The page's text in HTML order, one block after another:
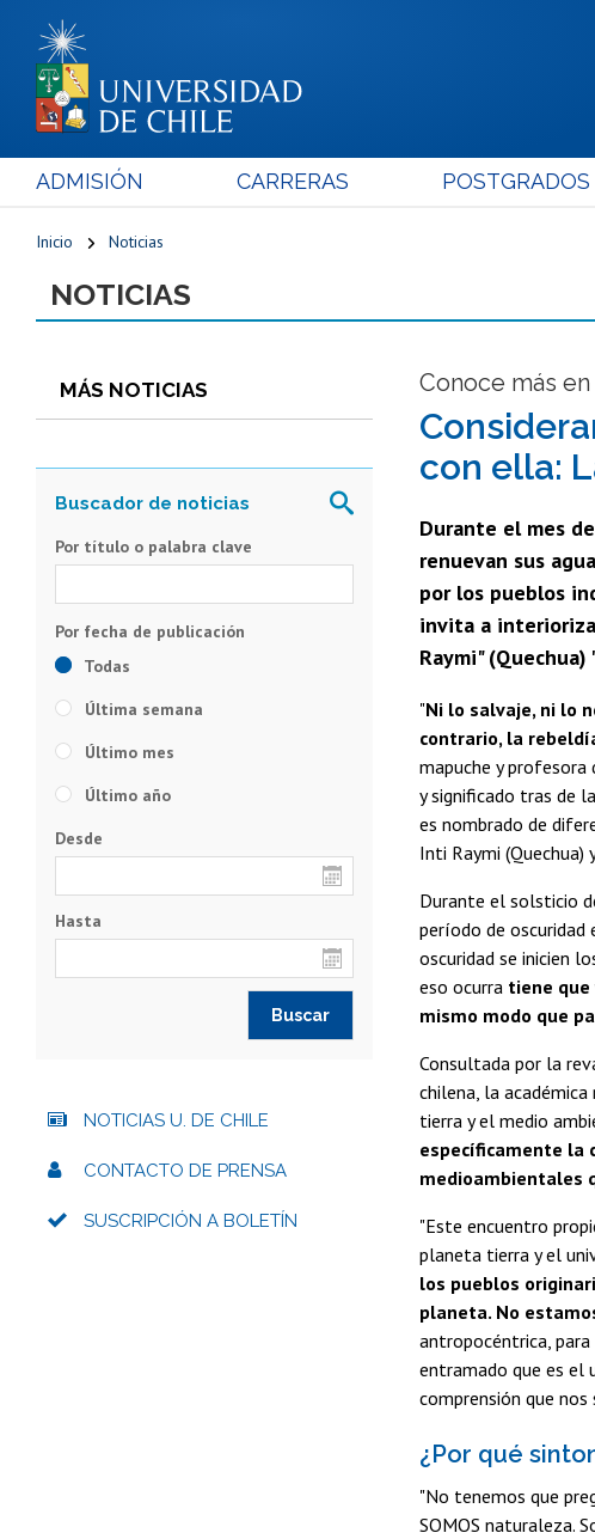
ADMISIÓN CARRERAS POSTGRADOS
Inicio Noticias
NOTICIAS
MÁS NOTICIAS Conoce más
con ella:
Durante el mes
renuevan sus
por los pueblos
invita a
Raymi"
"Ni lo salvaje, ni lo
contrario, la
mapuche y profesora
y significado tras de
es nombrado de
Inti Raymi (Quechua)
Durante el solsticio
período de oscuridad
oscuridad se inicien
eso ocurra tiene
mismo modo que
Consultada por la
chilena, la
tierra y el medio
específicamente la
medioambientales
"Este encuentro
planeta tierra y el
los pueblos
planeta. No
antropocéntrica, para
entramado que es el
comprensión que
¿Por qué
"No tenemos que
SOMOS naturaleza.
Por título o palabra clave
Todas
Última semana
Último mes
Último año
Desde
Hasta
NOTICIAS U. DE CHILE
CONTACTO DE PRENSA
SUSCRIPCIÓN A BOLETÍN